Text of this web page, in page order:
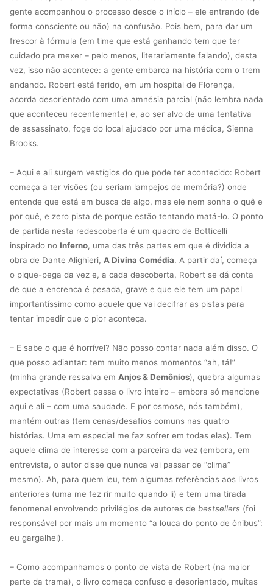
gente acompanhou o processo desde o início – ele entrando (de
forma consciente ou não) na confusão. Pois bem, para dar um
frescor à fórmula (em time que está ganhando tem que ter
cuidado pra mexer – pelo menos, literariamente falando), desta
vez, isso não acontece: a gente embarca na história com o trem
andando. Robert está ferido, em um hospital de Florença,
acorda desorientado com uma amnésia parcial (não lembra nada
que aconteceu recentemente) e, ao ser alvo de uma tentativa
de assassinato, foge do local ajudado por uma médica, Sienna
Brooks.
– Aqui e ali surgem vestígios do que pode ter acontecido: Robert
começa a ter visões (ou seriam lampejos de memória?) onde
entende que está em busca de algo, mas ele nem sonha o quê e
por quê, e zero pista de porque estão tentando matá-lo. O ponto
de partida nesta redescoberta é um quadro de Botticelli
inspirado no Inferno, uma das três partes em que é dividida a
obra de Dante Alighieri, A Divina Comédia. A partir daí, começa
o pique-pega da vez e, a cada descoberta, Robert se dá conta
de que a encrenca é pesada, grave e que ele tem um papel
importantíssimo como aquele que vai decifrar as pistas para
tentar impedir que o pior aconteça.
– E sabe o que é horrível? Não posso contar nada além disso. O
que posso adiantar: tem muito menos momentos “ah, tá!”
(minha grande ressalva em Anjos & Demônios), quebra algumas
expectativas (Robert passa o livro inteiro – embora só mencione
aqui e ali – com uma saudade. E por osmose, nós também),
mantém outras (tem cenas/desafios comuns nas quatro
histórias. Uma em especial me faz sofrer em todas elas). Tem
aquele clima de interesse com a parceira da vez (embora, em
entrevista, o autor disse que nunca vai passar de “clima”
mesmo). Ah, para quem leu, tem algumas referências aos livros
anteriores (uma me fez rir muito quando li) e tem uma tirada
fenomenal envolvendo privilégios de autores de bestsellers (foi
responsável por mais um momento “a louca do ponto de ônibus”:
eu gargalhei).
– Como acompanhamos o ponto de vista de Robert (na maior
parte da trama), o livro começa confuso e desorientado, muitas